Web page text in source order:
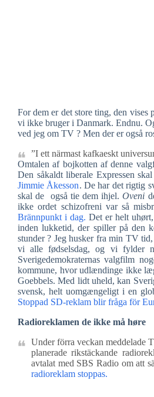
For dem er det store ting, den vises
vi ikke bruger i Danmark. Endnu.
ved jeg om TV ? Men der er også
”I ett närmast kafkaeskt
Omtalen af bojkotten af denne
Den såkaldt liberale Expressen
Jimmie Åkesson. De har det rigtig
skal de også tie dem ihjel.Oveni
ikke ordet schizofreni var så
Brännpunkt i dag. Det er helt
inden lukketid, der spiller på den
stunder ? Jeg husker fra min TV
vi alle fødselsdag, og vi fylder
Sverigedemokraternas valgfilm
kommune, hvor udlændinge ikke
Goebbels. Med lidt uheld, kan
svensk, helt uomgængeligt i en
Stoppad SD-reklam blir fråga för
Radioreklamen de ikke må høre
Under förra veckan meddelade
planerade rikstäckande
avtalat med SBS Radio om att
radioreklam stoppas.